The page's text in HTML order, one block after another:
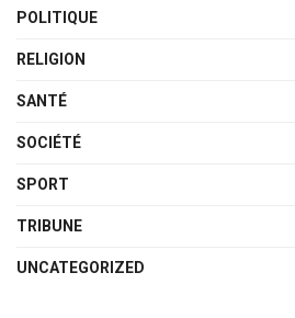
POLITIQUE
RELIGION
SANTÉ
SOCIÉTÉ
SPORT
TRIBUNE
UNCATEGORIZED